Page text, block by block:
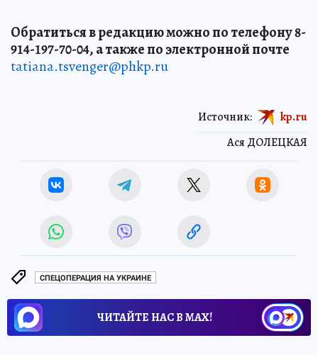
Обратиться в редакцию можно по телефону 8-
914-197-70-04, а также по электронной почте
tatiana.tsvenger@phkp.ru
Ася ДОЛЕЦКАЯ
Источник: kp.ru
СПЕЦОПЕРАЦИЯ НА УКРАИНЕ
ЧИТАЙТЕ НАС В МАХ!